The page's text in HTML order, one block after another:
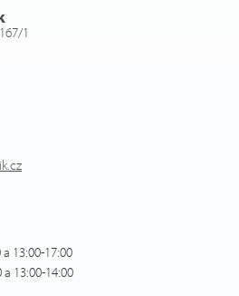
1
a 13:00-17:00
a 13:00-14:00